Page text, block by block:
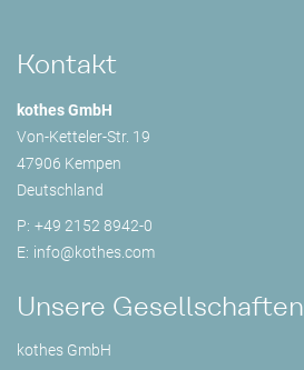
Kontakt
kothes GmbH
Von-Ketteler-Str. 19
47906 Kempen
Deutschland
P: +49 2152 8942-0
E: info@kothes.com
Unsere Gesellschaften
kothes GmbH